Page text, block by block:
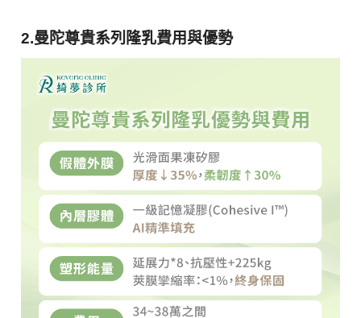
2.曼陀尊貴系列隆乳費用與優勢